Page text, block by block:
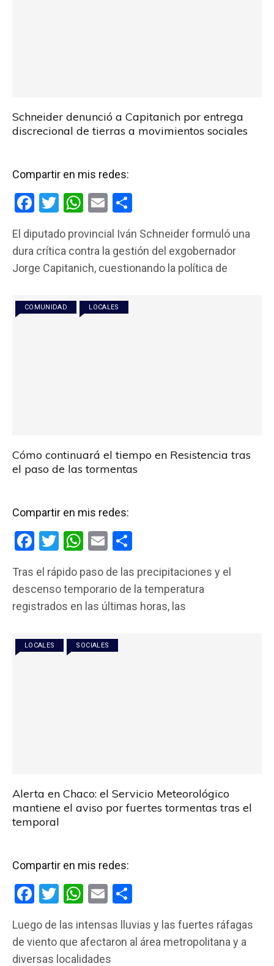
Schneider denunció a Capitanich por entrega
discrecional de tierras a movimientos sociales
Compartir en mis redes:
F
ce
b
o
k
T
tt
er
W
at
s
A
p
p
E
ail m
p
El diputado provincial Iván Schneider formuló una
dura crítica contra la gestión del exgobernador
Jorge Capitanich, cuestionando la política de
COMUNIDAD LOCALES
Cómo continuará el tiempo en Resistencia tras
el paso de las tormentas
Compartir en mis redes:
F
ce
b
o
k
T
tt
er
W
at
s
p
p
E
ail m
p
Tras el rápido paso de las precipitaciones y el
descenso temporario de la temperatura
registrados en las últimas horas, las
LOCALES SOCIALES
Alerta en Chaco: el Servicio Meteorológico
mantiene el aviso por fuertes tormentas tras el
temporal
Compartir en mis redes:
F
ce
b
T
tt
er
W
at
s
E
ail m
p
Luego de las intensas lluvias y las fuertes ráfagas
de viento que afectaron al área metropolitana y a
diversas localidades